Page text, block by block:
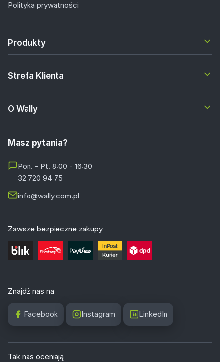
Polityka prywatności
Produkty
Strefa Klienta
O Wally
Masz pytania?
Pon. - Pt. 8:00 - 16:30
32 720 94 75
info@wally.com.pl
Zawsze bezpieczne zakupy
Znajdź nas na
Facebook Instagram LinkedIn
Tak nas oceniają